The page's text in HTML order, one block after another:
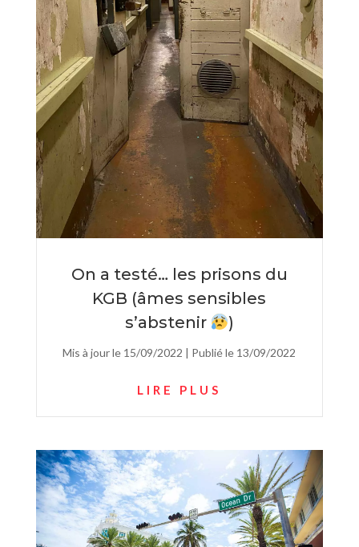
On a testé… les prisons du
KGB (âmes sensibles
s’abstenir
)
Mis à jour le 15/09/2022 | Publié le 13/09/2022
LIRE PLUS